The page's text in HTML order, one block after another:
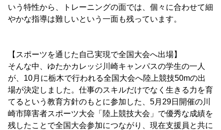
いう特性から、トレーニングの面では、個々に合わせて細
やかな指導は難しいという一面も残っています。
【スポーツを通じた自己実現で全国大会へ出場】
そんな中、ゆたかカレッジ川崎キャンパスの学生の一人
が、10月に栃木で行われる全国大会へ陸上競技50mの出
場が決定しました。仕事のスキルだけでなく生きる力を育
てるという教育方針のもとに参加した、5月29日開催の川
崎市障害者スポーツ大会「陸上競技大会」で優秀な成績を
残したことで全国大会参加につながり、現在支援員と共に